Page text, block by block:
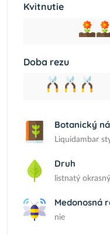
Kvitnutie
Doba rezu
Botanický
Liquidambar
Druh
listnatý
Medonosná
nie